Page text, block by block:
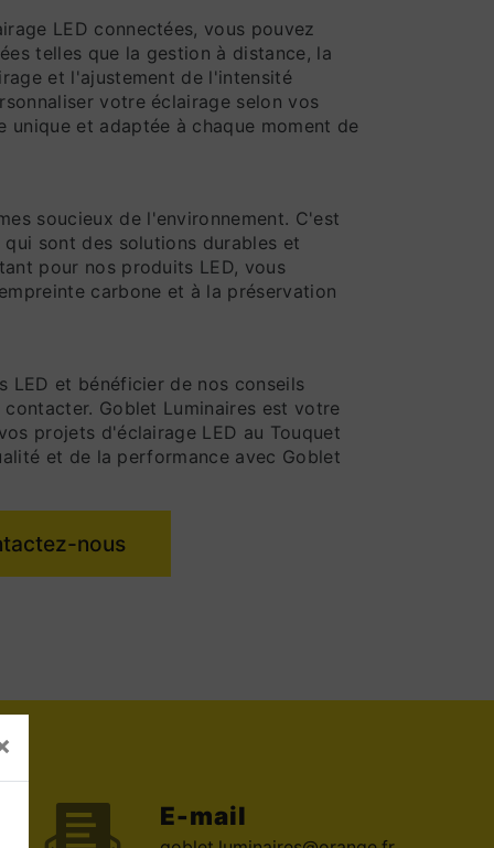
LED connectées, vous pouvez
telles que la gestion à distance, la
et l'ajustement de l'intensité
votre éclairage selon vos
unique et adaptée à chaque moment de
soucieux de l'environnement. C'est
sont des solutions durables et
pour nos produits LED, vous
carbone et à la préservation
LED et bénéficier de nos conseils
Goblet Luminaires est votre
projets d'éclairage LED au Touquet
et de la performance avec Goblet
nous
E-mail